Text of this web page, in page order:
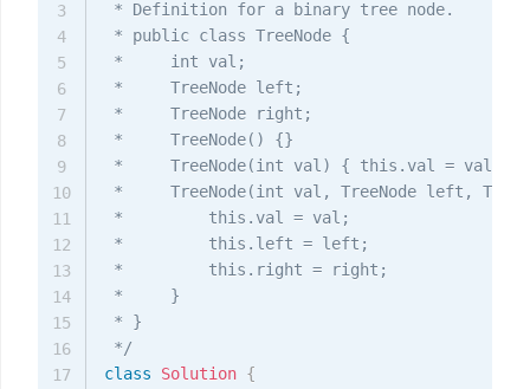
* Definition for a binary tree node.
* public class TreeNode {
*     int val;
*     TreeNode left;
*     TreeNode right;
*     TreeNode() {}
*     TreeNode(int val) { this.val = val; }
*     TreeNode(int val, TreeNode left,
*         this.val = val;
*         this.left = left;
*         this.right = right;
*     }
* }
*/
class
Solution {
3
4
5
6
7
8
9
10
11
12
13
14
15
16
17